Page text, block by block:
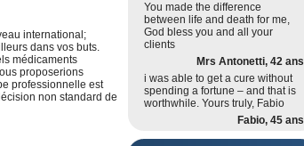
international;
dans vos buts.
médicaments
proposerions
professionnelle est
non standard de
You made the difference
between life and death for me,
God bless you and all your
clients
Mrs Antonetti, 42 ans
i was able to get a cure without
spending a fortune – and that is
worthwhile. Yours truly, Fabio
Fabio, 45 ans